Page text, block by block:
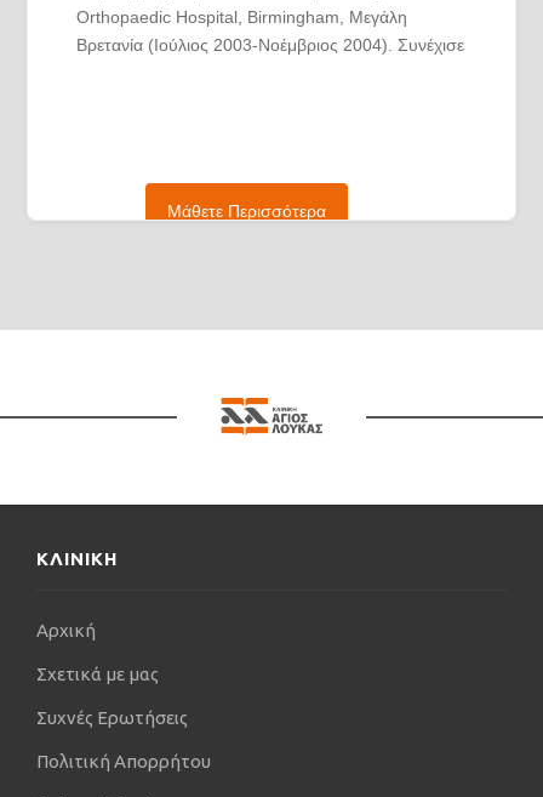
Orthopaedic Hospital, Birmingham, Μεγάλη
Βρετανία (Ιούλιος 2003-Νοέμβριος 2004). Συνέχισε
2004-Μάρτιος 2007).
Αναγορεύτηκε Διδάκτορας από την Ιατρική Σχολή
και ερευνητικό ενδιαφέρον στις αθλητικές
κακώσεις, την αρθροσκοπική χειρουργική ώμου και
διατηρεί ιδιωτικό ιατρείο και συνεργάζεται ως
κακώσεις, την αρθροσκοπική χειρουργική ώμου,
γόνατος και ποδοκνημικής, το μυοσκελετικό
επεμβατικότητας (MIS) γόνατος και ισχίου.
Μάθετε Περισσότερα
ΚΛΙΝΙΚΗ
Αρχική
Σχετικά με μας
Συχνές Ερωτήσεις
Πολιτική Απορρήτου